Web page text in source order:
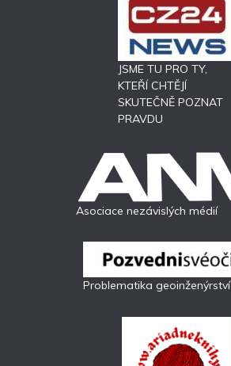
JSME TU PRO TY,
KTEŘÍ CHTĚJÍ
SKUTEČNĚ POZNAT
PRAVDU
Asociace nezávislých médií
Problematika geoinženýrství